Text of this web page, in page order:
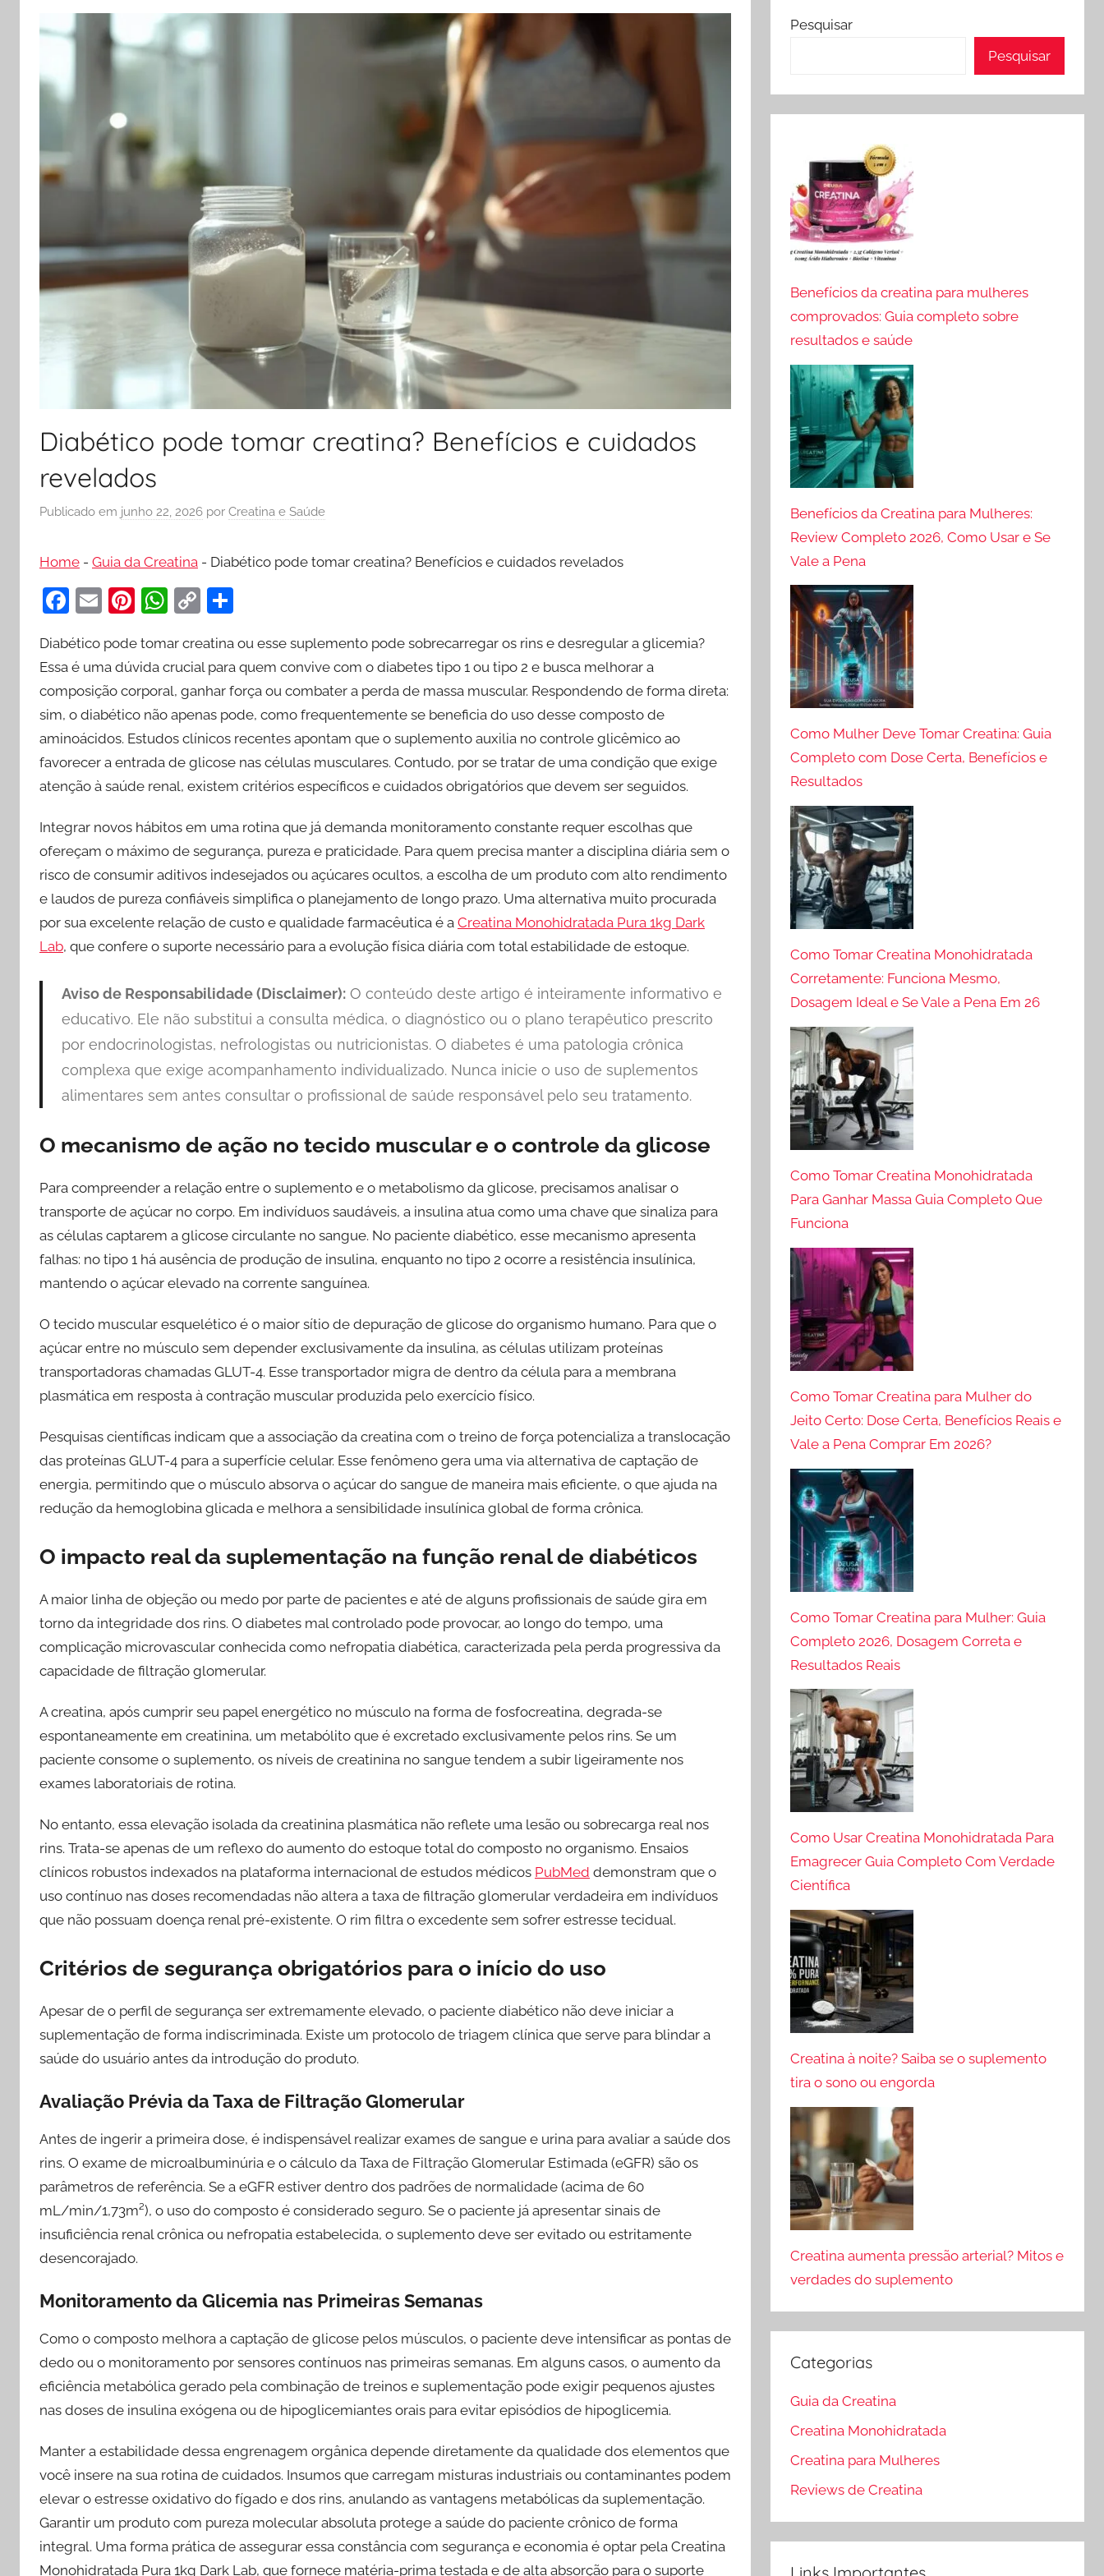
Diabético pode tomar creatina? Benefícios e cuidados
revelados
Publicado em junho 22, 2026 por Creatina e Saúde
Home - Guia da Creatina - Diabético pode tomar creatina? Benefícios e cuidados revelados
F
c
e
b
o
o
k
E
ai
l
Pi
er
e
st
W
at
s
A
p
p
C
p
y
Li
n
k
ar
e
Diabético pode tomar creatina ou esse suplemento pode sobrecarregar os rins e desregular a glicemia?
Essa é uma dúvida crucial para quem convive com o diabetes tipo 1 ou tipo 2 e busca melhorar a
composição corporal, ganhar força ou combater a perda de massa muscular. Respondendo de forma direta:
sim, o diabético não apenas pode, como frequentemente se beneficia do uso desse composto de
aminoácidos. Estudos clínicos recentes apontam que o suplemento auxilia no controle glicêmico ao
favorecer a entrada de glicose nas células musculares. Contudo, por se tratar de uma condição que exige
atenção à saúde renal, existem critérios específicos e cuidados obrigatórios que devem ser seguidos.
Integrar novos hábitos em uma rotina que já demanda monitoramento constante requer escolhas que
ofereçam o máximo de segurança, pureza e praticidade. Para quem precisa manter a disciplina diária sem o
risco de consumir aditivos indesejados ou açúcares ocultos, a escolha de um produto com alto rendimento
e laudos de pureza confiáveis simplifica o planejamento de longo prazo. Uma alternativa muito procurada
por sua excelente relação de custo e qualidade farmacêutica é a Creatina Monohidratada Pura 1kg Dark
Lab, que confere o suporte necessário para a evolução física diária com total estabilidade de estoque.
Aviso de Responsabilidade (Disclaimer):O conteúdo deste artigo é inteiramente informativo e
educativo. Ele não substitui a consulta médica, o diagnóstico ou o plano terapêutico prescrito
por endocrinologistas, nefrologistas ou nutricionistas. O diabetes é uma patologia crônica
complexa que exige acompanhamento individualizado. Nunca inicie o uso de suplementos
alimentares sem antes consultar o profissional de saúde responsável pelo seu tratamento.
O mecanismo de ação no tecido muscular e o controle da glicose
Para compreender a relação entre o suplemento e o metabolismo da glicose, precisamos analisar o
transporte de açúcar no corpo. Em indivíduos saudáveis, a insulina atua como uma chave que sinaliza para
as células captarem a glicose circulante no sangue. No paciente diabético, esse mecanismo apresenta
falhas: no tipo 1 há ausência de produção de insulina, enquanto no tipo 2 ocorre a resistência insulínica,
mantendo o açúcar elevado na corrente sanguínea.
O tecido muscular esquelético é o maior sítio de depuração de glicose do organismo humano. Para que o
açúcar entre no músculo sem depender exclusivamente da insulina, as células utilizam proteínas
transportadoras chamadas GLUT-4. Esse transportador migra de dentro da célula para a membrana
plasmática em resposta à contração muscular produzida pelo exercício físico.
Pesquisas científicas indicam que a associação da creatina com o treino de força potencializa a translocação
das proteínas GLUT-4 para a superfície celular. Esse fenômeno gera uma via alternativa de captação de
energia, permitindo que o músculo absorva o açúcar do sangue de maneira mais eficiente, o que ajuda na
redução da hemoglobina glicada e melhora a sensibilidade insulínica global de forma crônica.
O impacto real da suplementação na função renal de diabéticos
A maior linha de objeção ou medo por parte de pacientes e até de alguns profissionais de saúde gira em
torno da integridade dos rins. O diabetes mal controlado pode provocar, ao longo do tempo, uma
complicação microvascular conhecida como nefropatia diabética, caracterizada pela perda progressiva da
capacidade de filtração glomerular.
A creatina, após cumprir seu papel energético no músculo na forma de fosfocreatina, degrada-se
espontaneamente em creatinina, um metabólito que é excretado exclusivamente pelos rins. Se um
paciente consome o suplemento, os níveis de creatinina no sangue tendem a subir ligeiramente nos
exames laboratoriais de rotina.
No entanto, essa elevação isolada da creatinina plasmática não reflete uma lesão ou sobrecarga real nos
rins. Trata-se apenas de um reflexo do aumento do estoque total do composto no organismo. Ensaios
clínicos robustos indexados na plataforma internacional de estudos médicos PubMed demonstram que o
uso contínuo nas doses recomendadas não altera a taxa de filtração glomerular verdadeira em indivíduos
que não possuam doença renal pré-existente. O rim filtra o excedente sem sofrer estresse tecidual.
Critérios de segurança obrigatórios para o início do uso
Apesar de o perfil de segurança ser extremamente elevado, o paciente diabético não deve iniciar a
suplementação de forma indiscriminada. Existe um protocolo de triagem clínica que serve para blindar a
saúde do usuário antes da introdução do produto.
Avaliação Prévia da Taxa de Filtração Glomerular
Antes de ingerir a primeira dose, é indispensável realizar exames de sangue e urina para avaliar a saúde dos
rins. O exame de microalbuminúria e o cálculo da Taxa de Filtração Glomerular Estimada (eGFR) são os
parâmetros de referência. Se a eGFR estiver dentro dos padrões de normalidade (acima de 60
mL/min/1,73m²), o uso do composto é considerado seguro. Se o paciente já apresentar sinais de
insuficiência renal crônica ou nefropatia estabelecida, o suplemento deve ser evitado ou estritamente
desencorajado.
Monitoramento da Glicemia nas Primeiras Semanas
Como o composto melhora a captação de glicose pelos músculos, o paciente deve intensificar as pontas de
dedo ou o monitoramento por sensores contínuos nas primeiras semanas. Em alguns casos, o aumento da
eficiência metabólica gerado pela combinação de treinos e suplementação pode exigir pequenos ajustes
nas doses de insulina exógena ou de hipoglicemiantes orais para evitar episódios de hipoglicemia.
Manter a estabilidade dessa engrenagem orgânica depende diretamente da qualidade dos elementos que
você insere na sua rotina de cuidados. Insumos que carregam misturas industriais ou contaminantes podem
elevar o estresse oxidativo do fígado e dos rins, anulando as vantagens metabólicas da suplementação.
Garantir um produto com pureza molecular absoluta protege a saúde do paciente crônico de forma
integral. Uma forma prática de assegurar essa constância com segurança e economia é optar pela Creatina
Monohidratada Pura 1kg Dark Lab, que fornece matéria-prima testada e de alta absorção para o suporte
Pesquisar
Pesquisar
Benefícios da creatina para mulheres
comprovados: Guia completo sobre
resultados e saúde
Benefícios da Creatina para Mulheres:
Review Completo 2026, Como Usar e Se
Vale a Pena
Como Mulher Deve Tomar Creatina: Guia
Completo com Dose Certa, Benefícios e
Resultados
Como Tomar Creatina Monohidratada
Corretamente: Funciona Mesmo,
Dosagem Ideal e Se Vale a Pena Em 26
Como Tomar Creatina Monohidratada
Para Ganhar Massa Guia Completo Que
Funciona
Como Tomar Creatina para Mulher do
Jeito Certo: Dose Certa, Benefícios Reais e
Vale a Pena Comprar Em 2026?
Como Tomar Creatina para Mulher: Guia
Completo 2026, Dosagem Correta e
Resultados Reais
Como Usar Creatina Monohidratada Para
Emagrecer Guia Completo Com Verdade
Científica
Creatina à noite? Saiba se o suplemento
tira o sono ou engorda
Creatina aumenta pressão arterial? Mitos e
verdades do suplemento
Categorias
Guia da Creatina
Creatina Monohidratada
Creatina para Mulheres
Reviews de Creatina